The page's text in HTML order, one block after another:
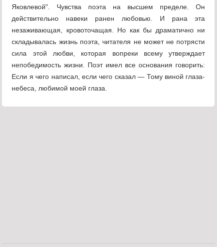
Яковлевой". Чувства поэта на высшем пределе. Он
действительно навеки ранен любовью. И рана эта
незаживающая, кровоточащая. Но как бы драматично ни
складывалась жизнь поэта, читателя не может не потрясти
сила этой любви, которая вопреки всему утверждает
непобедимость жизни. Поэт имел все основания говорить:
Если я чего написал, если чего сказал — Тому виной глаза-
небеса, любимой моей глаза.